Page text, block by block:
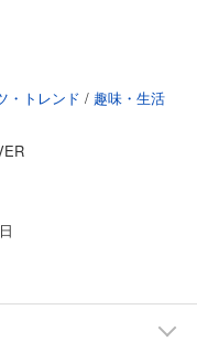
カート
・トレンド / 趣味・生活